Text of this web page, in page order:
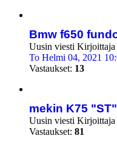
Bmw f650
Uusin viesti Kirjoittaja
To Helmi 04, 2021
Vastaukset: 13
mekin K75 "ST"
Uusin viesti Kirjoittaja
Vastaukset: 81